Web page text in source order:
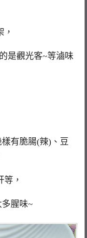
是觀光客~等滷味
有脆腸(辣)、豆
，
腥味~